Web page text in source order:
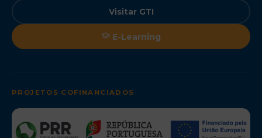
Visitar GTI
E-Learning
PROJETOS COFINANCIADOS